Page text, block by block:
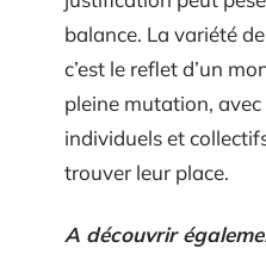
balance. La variété
c’est le reflet d’un
pleine mutation, avec
individuels et
trouver leur place.
A découvrir